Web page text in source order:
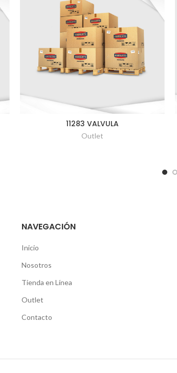
11283 VALVULA
Outlet
NAVEGACIÓN
Inicio
Nosotros
Tienda en Línea
Outlet
Contacto